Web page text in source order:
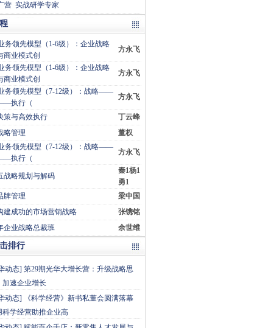
营 实战研学专家
务领先模型（1-6级）：企业战略
商业模式创
方永飞
务领先模型（1-6级）：企业战略
商业模式创
方永飞
务领先模型（7-12级）：战略——
执行（
方永飞
策与高效执行
丁云峰
略管理
董权
务领先模型（7-12级）：战略——
执行（
方永飞
战略规划与解码
秦1杨1
勇1
牌管理
梁中国
建成功的市场营销战略
张镌铭
企业战略总裁班
余世维
排行
动态] 第29期光华大增长营：升级战略思
加速企业增长
动态]
《科学经营》新书私董会圆满落幕
科学经营助推企业高